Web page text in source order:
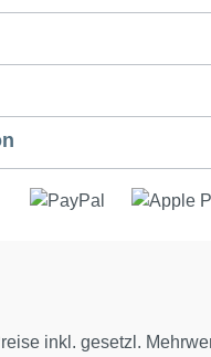
inkl. gesetzl.